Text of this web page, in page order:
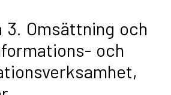
3. Omsättning och
och